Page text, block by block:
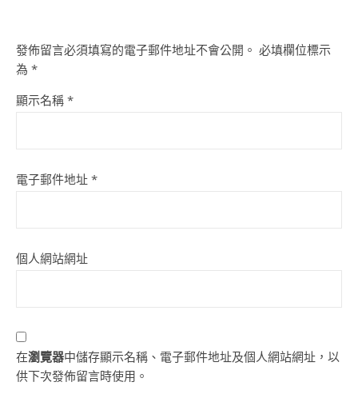
發佈留言必須填寫的電子郵件地址不會公開。 必填欄位標示
為 *
顯示名稱 *
電子郵件地址 *
個人網站網址
在瀏覽器中儲存顯示名稱、電子郵件地址及個人網站網址，以
供下次發佈留言時使用。